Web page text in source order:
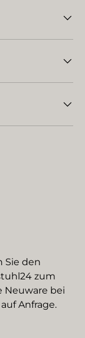
Sie den
zum
Neuware bei
Anfrage.